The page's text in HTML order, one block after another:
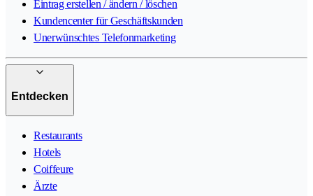
Eintrag erstellen / ändern / löschen
Kundencenter für Geschäftskunden
Unerwünschtes Telefonmarketing
Entdecken
Restaurants
Hotels
Coiffeure
Ärzte